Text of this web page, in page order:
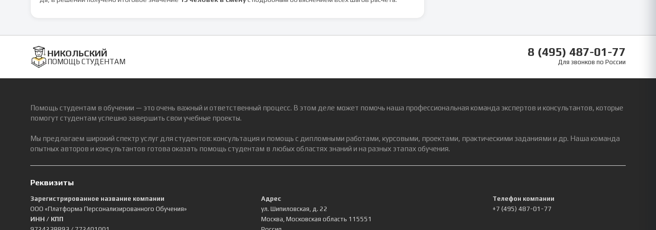
НИКОЛЬСКИЙ
ПОМОЩЬ СТУДЕНТАМ
8 (495) 487-01-77
Для звонков по России
Помощь студентам в обучении — это очень важный и ответственный процесс. В этом деле может помочь наша профессиональная команда экспертов и консультантов, которые
помогут студентам успешно завершить свои учебные проекты.
Мы предлагаем широкий спектр услуг для студентов: консультация и помощь с дипломными работами, курсовыми, проектами, практическими заданиями и др. Наша команда
опытных авторов и консультантов готова оказать помощь студентам в любых областях знаний и на разных этапах обучения.
Реквизиты
Зарегистрированное название компании
ООО «Платформа Персонализированного Обучения»
ИНН / КПП
Адрес
ул. Шипиловская, д. 22
Москва, Московская область 115551
Телефон компании
+7 (495) 487-01-77